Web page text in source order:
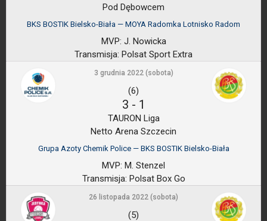
Pod Dębowcem
BKS BOSTIK Bielsko-Biała — MOYA Radomka Lotnisko Radom
MVP: J. Nowicka
Transmisja: Polsat Sport Extra
3 grudnia 2022 (sobota)
(6)
3 - 1
TAURON Liga
Netto Arena Szczecin
Grupa Azoty Chemik Police — BKS BOSTIK Bielsko-Biała
MVP: M. Stenzel
Transmisja: Polsat Box Go
26 listopada 2022 (sobota)
(5)